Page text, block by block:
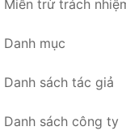
Miễn trừ trách
Danh mục
Danh sách tác giả
Danh sách công ty